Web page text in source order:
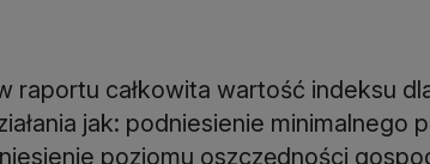
raportu całkowita wartość indeksu
jak: podniesienie minimalnego
poziomu oszczędności